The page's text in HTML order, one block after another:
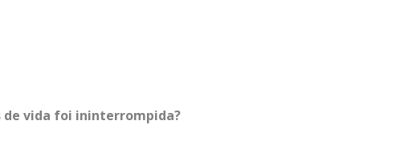
de vida foi ininterrompida?